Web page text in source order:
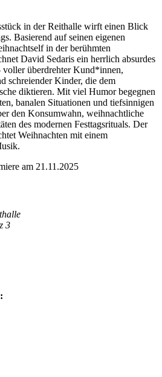
in der Reithalle wirft einen Blick
Basierend auf seinen eigenen
in der berühmten
David Sedaris ein herrlich absurdes
überdrehter Kund*innen,
schreiender Kinder, die dem
diktieren. Mit viel Humor begegnen
banalen Situationen und tiefsinnigen
den Konsumwahn, weihnachtliche
des modernen Festtagsrituals. Der
Weihnachten mit einem
am 21.11.2025
3